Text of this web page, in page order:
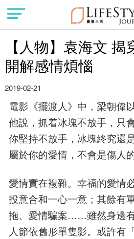
【人物】袁海文
開解感情煩惱
2019-02-21
電影《擺渡人》中，梁朝偉
他說，抓着冰塊不放手，只
你堅持不放手，冰塊終究還
屬於你的愛情，不會是傷
愛情實在複雜。幸福的愛情
投意合和一心一意；其餘有
拖、愛情騙案……雖然身邊
人節依舊形單隻影。或許有